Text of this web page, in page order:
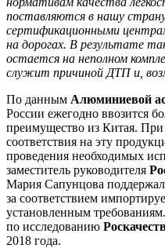
поставляются в нашу
сертификационными
на дорогах. В результате
остается на неполном
служит причиной ДТП и,
По данным Алюминиевой
России ежегодно ввозится
преимущество из Китая. При
соответствия на эту
проведения необходимых
заместитель руководителя
Мария Сапунцова
за соответствием
установленным
по исследованию
2018 года.